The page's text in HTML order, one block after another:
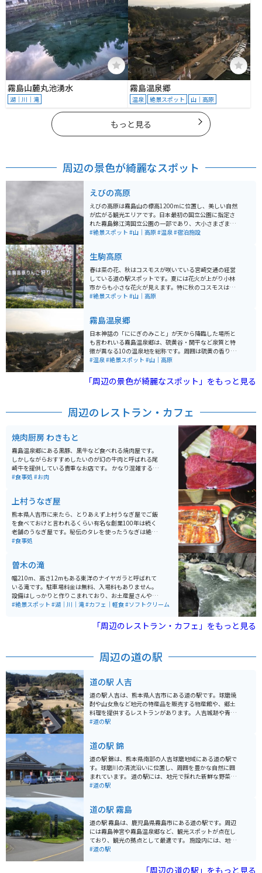
霧島山麓丸池湧水
湖｜川｜滝
霧島温泉郷
温泉 絶景スポット 山｜高原
もっと見る
周辺の景色が綺麗なスポット
えびの高原
えびの高原は霧島山の標高1200mに位置し、美しい自然
が広がる観光エリアです。日本最初の国立公園に指定さ
れた霧島錦江湾国立公園の一部であり、大小さまざまな
山々や火山湖が点在しています。韓国岳や甑岳など霧島
ヤマキリシマやススキの草原が広がっており、ノカイド
ウの自生地として国の天然記念物に指定されています。
このノカイドウは世界中で霧島にしか自生しない植物で
す。また、春から初夏にかけてはミヤマキリシマや大山
レンゲ、夏つばきなどが見られ、秋には鮮やかな紅葉で
屋、キャンプ場などの施設が整備されています。地元の
伝承では、かつて一帯を占めていたススキが火山ガスの
影響で「えび色」に変わったことが、「えびの高原」の
地名の由来だとされています。
#絶景スポット #山｜高原#温泉#宿泊施設
生駒高原
春は菜の花、秋はコスモスが咲いている宮崎交通の経営
している道の駅スポットです。夏には花火が上がり小林
市からも小さな花火が見えます。特に秋のコスモスは絶
景です。 園内にリンゴ園があり、秋のコスモスとリンゴ
ング向けでした。
#絶景スポット #山｜高原
霧島温泉郷
日本神話の「ににぎのみこと」が天から降臨した場所と
も言われいる霧島温泉郷は、硫黄谷・関平など泉質と特
徴が異なる10の温泉地を総称です。周囲は硫黄の香りに
満ちており、食事とお土産を販売する施設では足湯を楽
実しています。
#温泉#絶景スポット #山｜高原
「周辺の景色が綺麗なスポット」をもっと見る
周辺のレストラン・カフェ
焼肉厨房 わきもと
霧島温泉郷にある黒豚、黒牛など食べれる焼肉屋です。
しかしながらおすすめしたいのが幻の牛肉と呼ばれる尾
崎牛を提供している貴重なお店です。 かなり混雑する店
なので日時が決まっているのならば席とメニューをあら
#食事処 #お肉
上村うなぎ屋
熊本県人吉市に来たら、とりあえず上村うなぎ屋でご飯
を食べておけと言われるくらい有名な創業100年は続く
老舗のうなぎ屋です。秘伝のタレを使ったうなぎは絶品
です。県内外から多くのお客さんでにぎわう人吉市の人
#食事処
曽木の滝
幅210m、高さ12mもある東洋のナイヤガラと呼ばれて
いる滝です。駐車場料金は無料、入場料もありません。
設備はしっかりと作りこまれており、お土産屋さんや軽
食屋さんも充実しています。 高さはそこまでありません
#絶景スポット #湖｜川｜滝#カフェ｜軽食#ソフトクリーム
「周辺のレストラン・カフェ」をもっと見る
周辺の道の駅
道の駅 人吉
道の駅 人吉は、熊本県人吉市にある道の駅です。球磨焼
酎や山女魚など地元の特産品を販売する物産館や、郷土
料理を提供するレストランがあります。 人吉城跡や青井
阿蘇神社など、周辺には歴史的な観光スポットも多く、
た、周辺には球磨川沿いを走る快適な道路もあり、ツー
リングにも最適なエリアです。 道の駅 人吉は、人吉市の
魅力を満喫できるスポットとして、地元の人々からも愛
されています。
#道の駅
道の駅 錦
道の駅 錦は、熊本県南部の人吉球磨地域にある道の駅で
す。球磨川の清流沿いに位置し、周囲を豊かな自然に囲
まれています。 道の駅には、地元で採れた新鮮な野菜や
果物を販売する物産館、球磨焼酎や郷土料理を提供する
す。 バイクで訪れる場合、道の駅 錦は駐車場も広く、休
憩場所としても最適です。球磨川沿いを走る国道219号
線は、ツーリングコースとしても人気があり、道の駅 錦
はその休憩ポイントとして最適な立地です。周辺には、
球泉洞や人吉城跡などの観光スポットも点在しており、
#道の駅
道の駅 霧島
道の駅 霧島は、鹿児島県霧島市にある道の駅です。周辺
には霧島神宮や霧島温泉郷など、観光スポットが点在し
ており、観光の拠点として最適です。 施設内には、地元
の特産品を販売するショップやレストランがあり、霧島
は、周辺の観光情報を入手することができます。 バイク
#道の駅
「周辺の道の駅」をもっと見る